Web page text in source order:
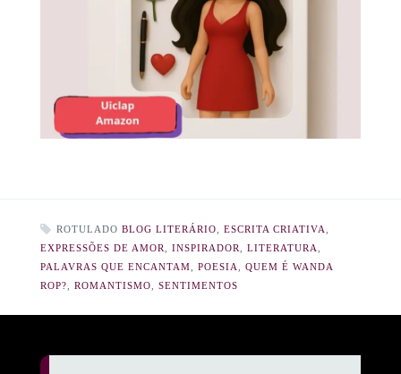
ROTULADO BLOG LITERÁRIO ESCRITA CRIATIVA
EXPRESSÕES DE AMOR
INSPIRADOR LITERATURA
PALAVRAS QUE ENCANTAM
POESIA
QUEM É WANDA
ROP?
ROMANTISMO SENTIMENTOS